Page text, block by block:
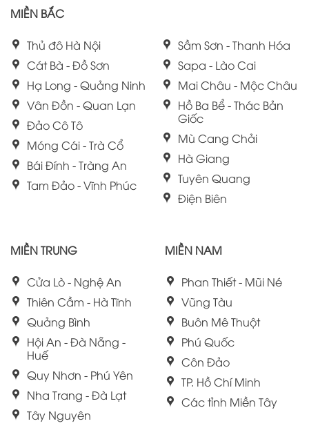
MIỀN BẮC
Thủ đô Hà Nội
Cát Bà - Đồ Sơn
Hạ Long - Quảng Ninh
Vân Đồn - Quan Lạn
Đảo Cô Tô
Móng Cái - Trà Cổ
Bái Đính - Tràng An
Tam Đảo - Vĩnh Phúc
Sầm Sơn - Thanh Hóa
Sapa - Lào Cai
Mai Châu - Mộc Châu
Hồ Ba Bể - Thác Bản
Giốc
Mù Cang Chải
Hà Giang
Tuyên Quang
Điện Biên
MIỀN TRUNG
Cửa Lò - Nghệ An
Thiên Cầm - Hà Tĩnh
Quảng Bình
Hội An - Đà Nẵng -
Huế
Quy Nhơn - Phú Yên
Nha Trang - Đà Lạt
Tây Nguyên
MIỀN NAM
Phan Thiết - Mũi Né
Vũng Tàu
Buôn Mê Thuột
Phú Quốc
Côn Đảo
TP. Hồ Chí Minh
Các tỉnh Miền Tây